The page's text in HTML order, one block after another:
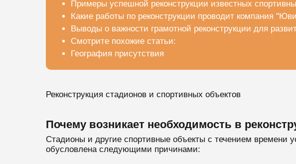
Примеры успешной реконструкции известных
Какие работы по реконструкции проводит компания
Выводы о важности грамотной реконструкции для
Смотрите похожие статьи:
География присутствия
Реконструкция стадионов и спортивных объектов
Почему возникает необходимость в
Стадионы и другие спортивные объекты с течением времени
обусловлена следующими причинами: